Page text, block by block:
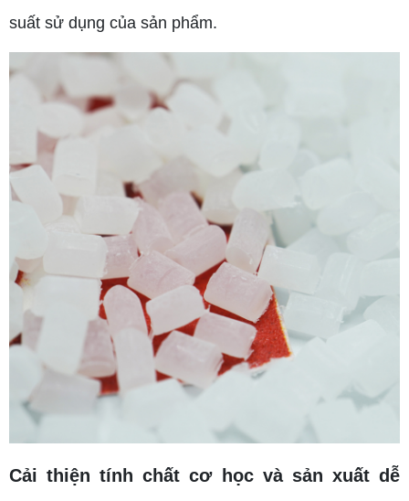
suất sử dụng của sản phẩm.
Cải thiện tính chất cơ học và sản xuất dễ